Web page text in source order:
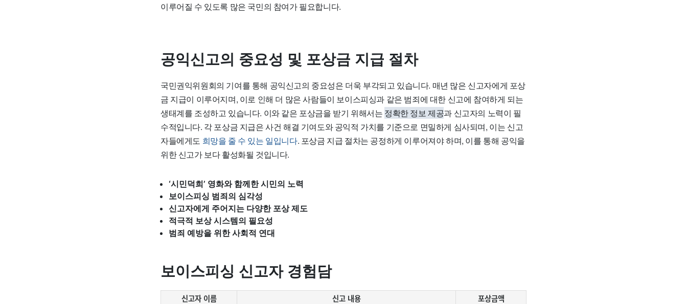
이루어질 수 있도록 많은 국민의 참여가 필요합니다.
공익신고의 중요성 및 포상금 지급 절차
국민권익위원회의 기여를 통해 공익신고의 중요성은 더욱 부각되고 있습니다. 매년 많은 신고자에게 포상
금 지급이 이루어지며, 이로 인해 더 많은 사람들이 보이스피싱과 같은 범죄에 대한 신고에 참여하게 되는
생태계를 조성하고 있습니다. 이와 같은 포상금을 받기 위해서는 정확한 정보 제공과 신고자의 노력이 필
수적입니다. 각 포상금 지급은 사건 해결 기여도와 공익적 가치를 기준으로 면밀하게 심사되며, 이는 신고
자들에게도 희망을 줄 수 있는 일입니다. 포상금 지급 절차는 공정하게 이루어져야 하며, 이를 통해 공익을
위한 신고가 보다 활성화될 것입니다.
‘시민덕희’ 영화와 함께한 시민의 노력
보이스피싱 범죄의 심각성
신고자에게 주어지는 다양한 포상 제도
적극적 보상 시스템의 필요성
범죄 예방을 위한 사회적 연대
보이스피싱 신고자 경험담
신고자 이름 신고 내용
포상금액